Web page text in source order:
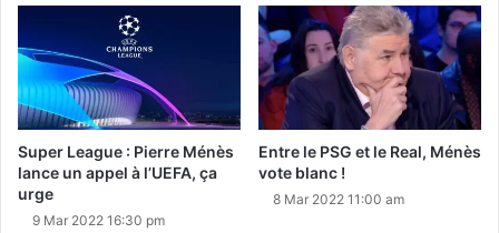
Super League : Pierre Ménès
lance un appel à l’UEFA, ça
urge
9 Mar 2022 16:30 pm
Entre le PSG et le Real, Ménès
vote blanc !
8 Mar 2022 11:00 am